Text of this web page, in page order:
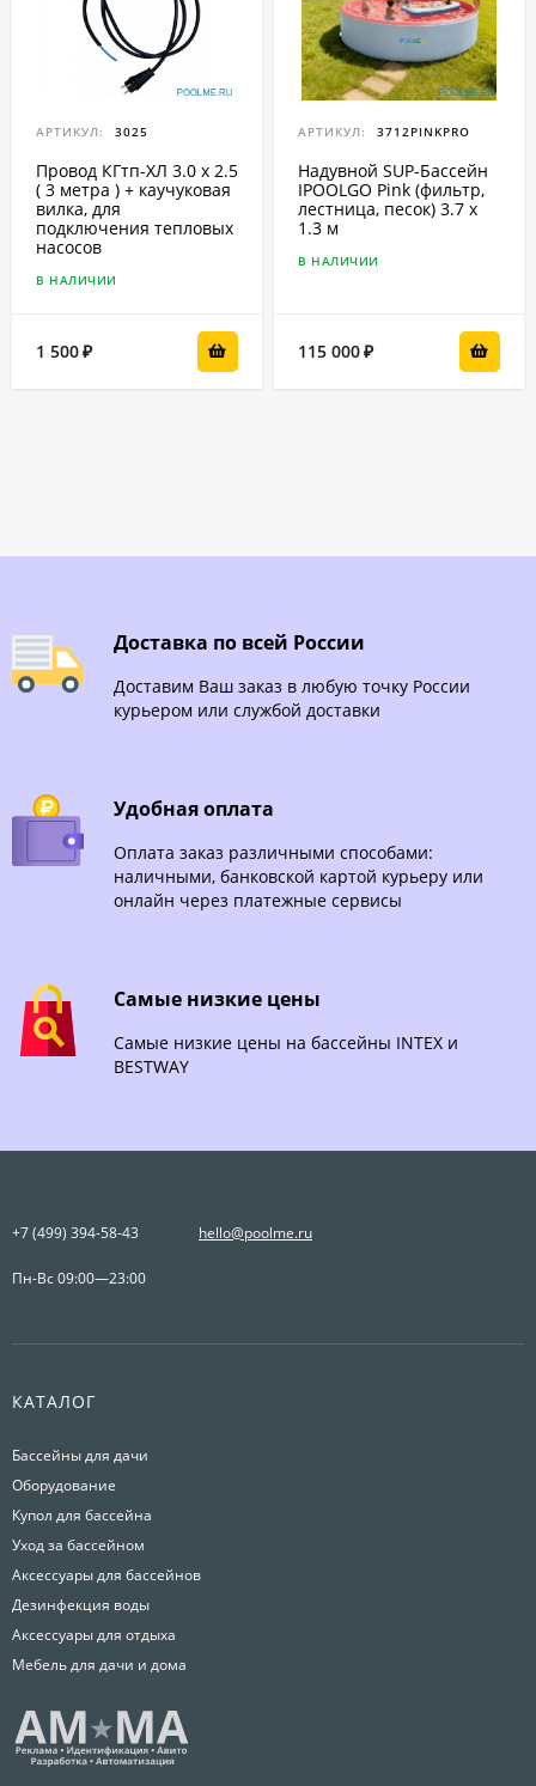
АРТИКУЛ: 3025
Провод КГтп-ХЛ 3.0 x 2.5
( 3 метра ) + каучуковая
вилка, для
подключения тепловых
насосов
В НАЛИЧИИ
1 500₽
АРТИКУЛ: 3712PINKPRO
Надувной SUP-Бассейн
IPOOLGO Pink (фильтр,
лестница, песок) 3.7 x
1.3 м
В НАЛИЧИИ
115 000₽
Доставка по всей России
Доставим Ваш заказ в любую точку России
курьером или службой доставки
Удобная оплата
Оплата заказ различными способами:
наличными, банковской картой курьеру или
онлайн через платежные сервисы
Самые низкие цены
Самые низкие цены на бассейны INTEX и
BESTWAY
+7 (499) 394-58-43 hello@poolme.ru
Пн-Вс 09:00—23:00
КАТАЛОГ
Бассейны для дачи
Оборудование
Купол для бассейна
Уход за бассейном
Аксессуары для бассейнов
Дезинфекция воды
Аксессуары для отдыха
Мебель для дачи и дома